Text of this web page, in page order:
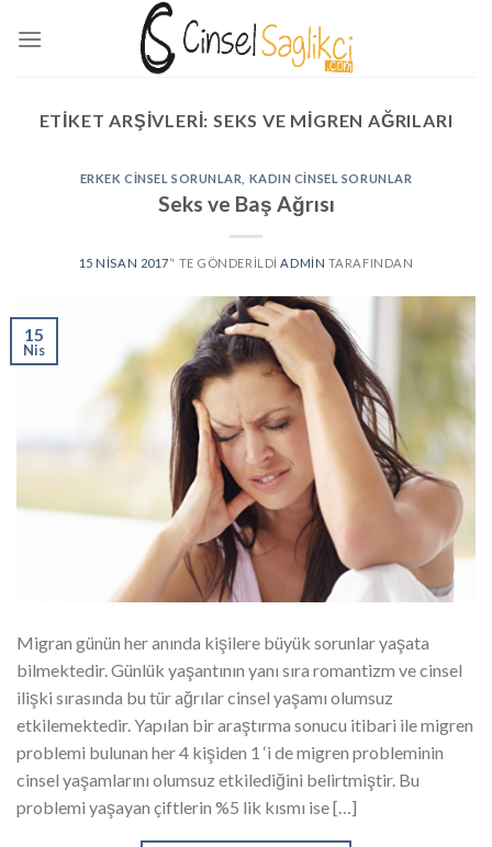
ETIKET ARŞIVLERI: SEKS VE MIGREN AĞRILARI
ERKEK CINSEL SORUNLAR KADIN CINSEL SORUNLAR
Seks ve Baş Ağrısı
15 NISAN 2017’' TE GÖNDERILDI ADMIN TARAFINDAN
15
Nis
Migran günün her anında kişilere büyük sorunlar yaşata
bilmektedir. Günlük yaşantının yanı sıra romantizm ve cinsel
ilişki sırasında bu tür ağrılar cinsel yaşamı olumsuz
etkilemektedir. Yapılan bir araştırma sonucu itibari ile migren
problemi bulunan her 4 kişiden 1 ‘i de migren probleminin
cinsel yaşamlarını olumsuz etkilediğini belirtmiştir. Bu
problemi yaşayan çiftlerin %5 lik kısmı ise […]